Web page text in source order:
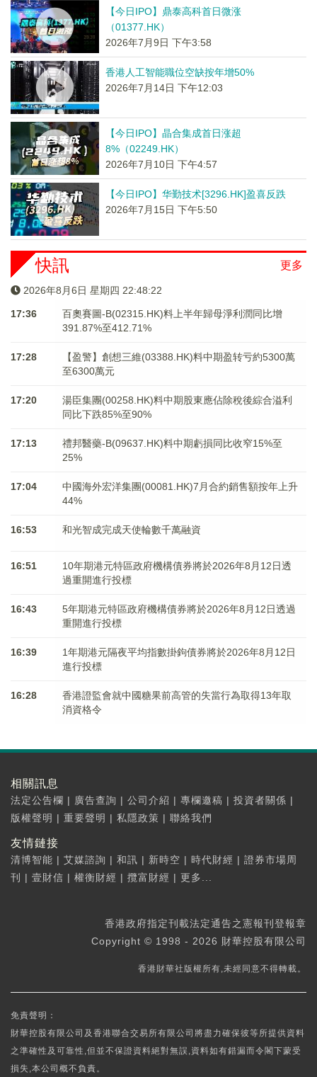
【今日IPO】鼎泰高科首日微涨
（01377.HK）
2026年7月9日 下午3:58
香港人工智能職位空缺按年增50%
2026年7月14日 下午12:03
【今日IPO】晶合集成首日涨超
8%（02249.HK）
2026年7月10日 下午4:57
【今日IPO】华勤技术[3296.HK]盈喜反跌
2026年7月15日 下午5:50
更多
快訊
2026年8月6日 星期四 22:48:22
17:36
百奧賽圖-B(02315.HK)料上半年歸母淨利潤同比增
391.87%至412.71%
17:28
【盈警】創想三維(03388.HK)料中期盈转亏約5300萬
至6300萬元
17:20
湯臣集團(00258.HK)料中期股東應佔除稅後綜合溢利
同比下跌85%至90%
17:13
禮邦醫藥-B(09637.HK)料中期虧損同比收窄15%至
25%
17:04
中國海外宏洋集團(00081.HK)7月合約銷售額按年上升
44%
16:53 和光智成完成天使輪數千萬融資
16:51
10年期港元特區政府機構債券將於2026年8月12日透
過重開進行投標
16:43
5年期港元特區政府機構債券將於2026年8月12日透過
重開進行投標
16:39
1年期港元隔夜平均指數掛鉤債券將於2026年8月12日
進行投標
16:28
香港證監會就中國糖果前高管的失當行為取得13年取
消資格令
相關訊息
法定公告欄 | 廣告查詢 | 公司介紹 | 專欄邀稿 | 投資者關係 |
版權聲明 | 重要聲明 | 私隱政策 | 聯絡我們
友情鏈接
清博智能 | 艾媒諮詢 | 和訊 | 新時空 | 時代財經 | 證券市場周
刊
| 壹財信 | 權衡財經 | 攬富財經 | 更多...
香港政府指定刊載法定通告之憲報刊登報章
Copyright © 1998 - 2026 財華控股有限公司
香港財華社版權所有,未經同意不得轉載。
免責聲明：
財華控股有限公司及香港聯合交易所有限公司將盡力確保彼等所提供資料
之準確性及可靠性,但並不保證資料絕對無誤,資料如有錯漏而令閣下蒙受
損失,本公司概不負責。